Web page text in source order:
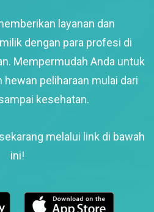
layanan dan
dengan para profesi di
Mempermudah Anda untuk
peliharaan mulai dari
kesehatan.
melalui link di bawah
ini!